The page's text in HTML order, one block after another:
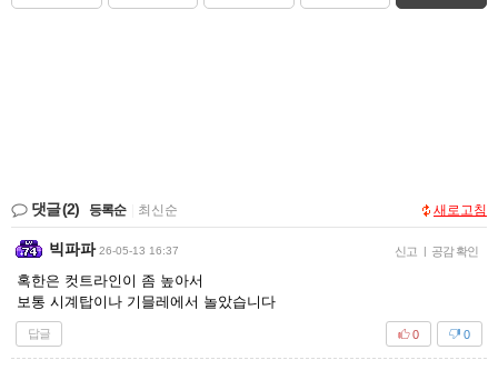
댓글(2) 등록순 최신순 새로고침
빅파파 26-05-13 16:37 신고 | 공감 확인
혹한은 컷트라인이 좀 높아서
보통 시계탑이나 기믈레에서 놀았습니다
답글 0
0